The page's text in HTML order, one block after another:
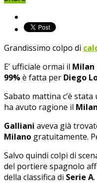
Grandissimo colpo di
E’ ufficiale ormai il Milan
99%è fatta per Diego
Sabato mattina c’è
ha avuto ragione il Milan
Galliani aveva già
Milano gratuitamente.
Salvo quindi colpi di
del portiere spagnolo
della classifica di Serie A.